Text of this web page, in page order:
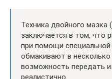
Техника двойного мазка
заключается в том, что
при помощи
обмакивают в
возможность передать
реалистично.